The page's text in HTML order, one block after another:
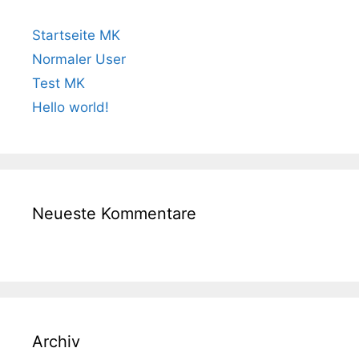
Startseite MK
Normaler User
Test MK
Hello world!
Neueste Kommentare
Archiv